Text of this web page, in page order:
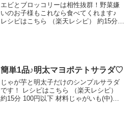
エビとブロッコリーは相性抜群！野菜嫌
いのお子様もこれなら食べてくれます♪
レシピはこちら （楽天レシピ） 約15分
簡単1品♪明太マヨポテトサラダ♡
じゃが芋と明太子だけのシンプルサラダ
です！ レシピはこちら （楽天レシピ）
約15分 100円以下 材料じゃがいも(中)辛